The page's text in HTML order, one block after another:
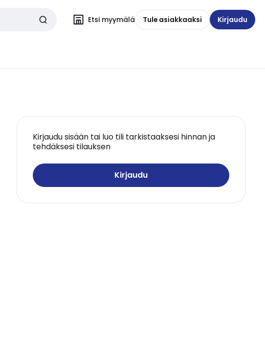
Etsi myymälä Tule asiakkaaksi Kirjaudu
Kirjaudu sisään tai luo tili tarkistaaksesi hinnan ja
tehdäksesi tilauksen
Kirjaudu